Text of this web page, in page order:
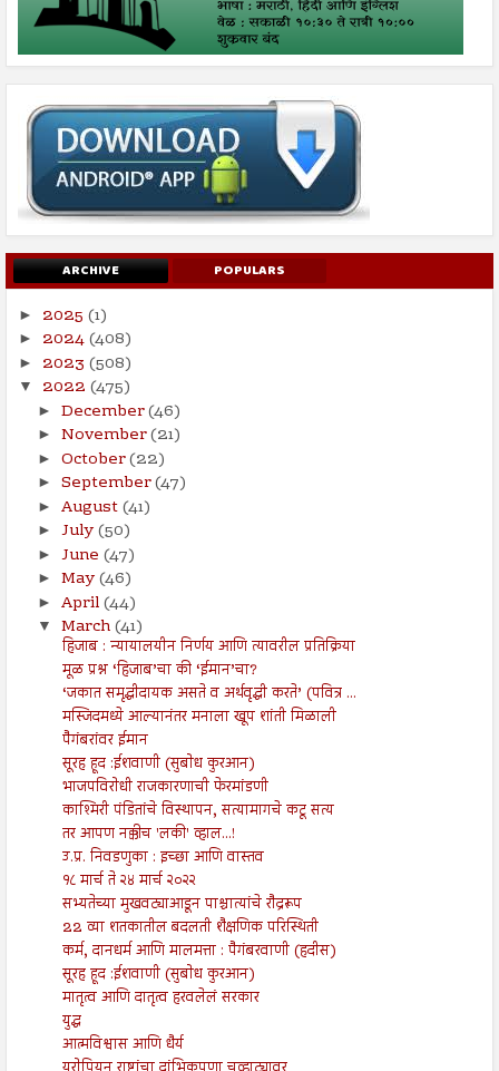
ARCHIVE POPULARS
► 2025 (1)
► 2024(408)
► 2023 (508)
▼ 2022 (475)
► December(46)
► November(21)
► October(22)
► September(47)
► August(41)
► July(50)
► June (47)
► May(46)
► April(44)
▼ March(41)
हिजाब : न्यायालयीन निर्णय आणि त्यावरील प्रतिक्रिया
मूळ प्रश्न ‘हिजाब’चा की ‘ईमान’चा?
‘जकात समृद्धीदायक असते व अर्थवृद्धी करते’ (पवित्र ...
मस्जिदमध्ये आल्यानंतर मनाला खूप शांती मिळाली
पैगंबरांवर ईमान
सूरह हूद :ईशवाणी (सुबोध कुरआन)
भाजपविरोधी राजकारणाची फेरमांडणी
काश्मिरी पंडितांचे विस्थापन, सत्यामागचे कटू सत्य
तर आपण नक्कीच 'लकी' व्हाल...!
उ.प्र. निवडणुका : इच्छा आणि वास्तव
१८ मार्च ते २४ मार्च २०२२
सभ्यतेच्या मुखवट्याआडून पाश्चात्यांचे रौद्ररूप
22 व्या शतकातील बदलती शैक्षणिक परिस्थिती
कर्म, दानधर्म आणि मालमत्ता : पैगंबरवाणी (हदीस)
सूरह हूद :ईशवाणी (सुबोध कुरआन)
मातृत्व आणि दातृत्व हरवलेलं सरकार
युद्ध
आत्मविश्वास आणि धैर्य